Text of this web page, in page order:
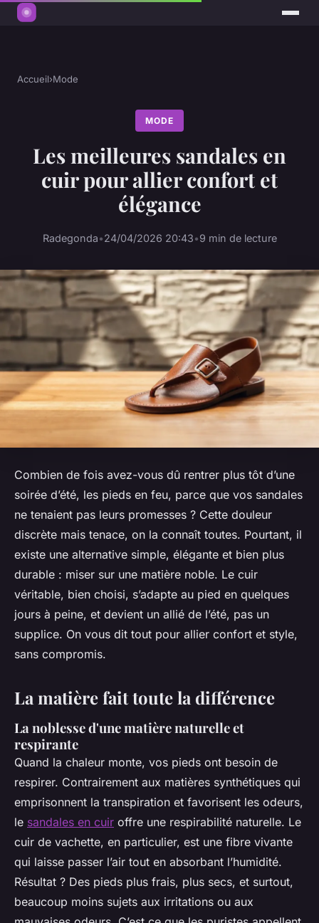
Accueil›Mode
MODE
Les meilleures sandales en
cuir pour allier confort et
élégance
Radegonda•24/04/2026 20:43•9 min de lecture
Combien de fois avez-vous dû rentrer plus tôt d’une
soirée d’été, les pieds en feu, parce que vos sandales
ne tenaient pas leurs promesses ? Cette douleur
discrète mais tenace, on la connaît toutes. Pourtant, il
existe une alternative simple, élégante et bien plus
durable : miser sur une matière noble. Le cuir
véritable, bien choisi, s’adapte au pied en quelques
jours à peine, et devient un allié de l’été, pas un
supplice. On vous dit tout pour allier confort et style,
sans compromis.
La matière fait toute la différence
La noblesse d'une matière naturelle et
respirante
Quand la chaleur monte, vos pieds ont besoin de
respirer. Contrairement aux matières synthétiques qui
emprisonnent la transpiration et favorisent les odeurs,
le sandales en cuir offre une respirabilité naturelle. Le
cuir de vachette, en particulier, est une fibre vivante
qui laisse passer l’air tout en absorbant l’humidité.
Résultat ? Des pieds plus frais, plus secs, et surtout,
beaucoup moins sujets aux irritations ou aux